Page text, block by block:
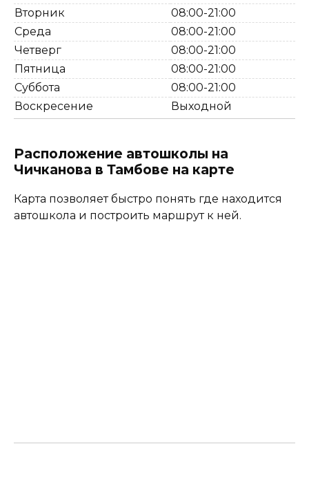
Вторник
08:00-21:00
Среда
08:00-21:00
Четверг
08:00-21:00
Пятница
08:00-21:00
Суббота
08:00-21:00
Воскресение
Выходной
Расположение автошколы на
Чичканова в Тамбове на карте
Карта позволяет быстро понять где находится
автошкола и построить маршрут к ней.